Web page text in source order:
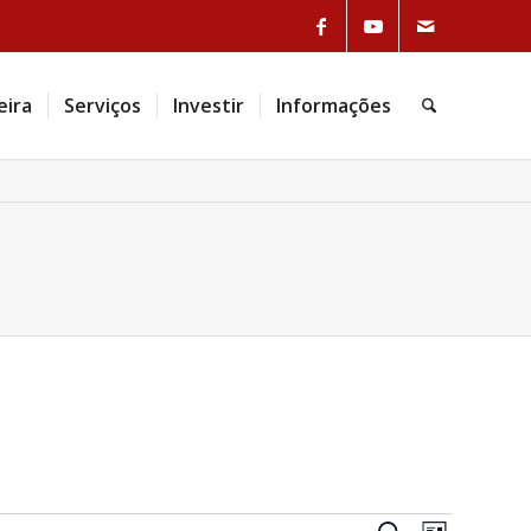
Serviços Investir Informações